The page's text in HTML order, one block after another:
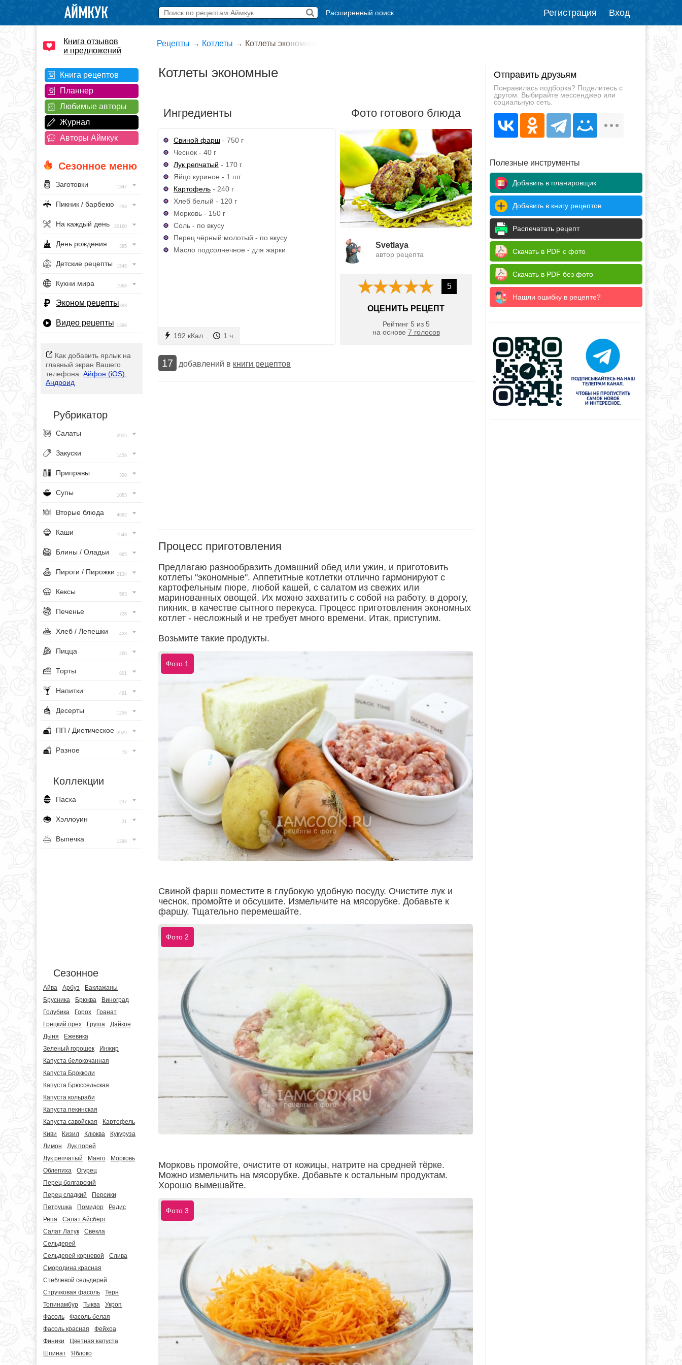
Расширенный поиск Регистрация Вход
Книга отзывов
и предложений
Книга рецептов
Планнер
Любимые авторы
Журнал
Авторы Аймкук
Сезонное меню
Заготовки 1347
Пикник / барбекю 293
На каждый день 20160
День рождения 385
Детские рецепты 1548
Кухни мира 1968
Эконом рецепты393
Видео рецепты 1396
Как добавить ярлык на
главный экран Вашего
телефона: Айфон (iOS)
Андроид
Рубрикатор
Салаты 2955
Закуски 1456
Приправы 320
Супы 1083
Вторые блюда 4682
Каши 1543
Блины / Оладьи 965
Пироги / Пирожки 2134
Кексы 563
Печенье 728
Хлеб / Лепешки 433
Пицца 260
Торты 801
Напитки 491
Десерты 1256
ПП / Диетическое 3929
Разное 76
Коллекции
Пасха 237
Хэллоуин 31
Выпечка 1296
Сезонное
Айва Арбуз
Баклажаны
Брусника
Брюква
Виноград
Голубика
Горох
Гранат
Грецкий орех
Груша
Дайкон
Дыня
Ежевика
Зеленый горошек
Инжир
Капуста белокочанная
Капуста Брокколи
Капуста Брюссельская
Капуста кольраби
Капуста пекинская
Капуста савойская
Картофель
Киви
Кизил Клюква
Кукуруза
Лимон
Лук порей
Лук репчатый
Манго
Морковь
Облепиха
Огурец
Перец болгарский
Перец сладкий
Персики
Петрушка
Помидор
Редис
Репа
Салат Айсберг
Салат Латук
Свекла
Сельдерей
Сельдерей корневой
Слива
Смородина красная
Стеблевой сельдерей
Стручковая фасоль
Терн
Топинамбур
Тыква
Укроп
Фасоль
Фасоль белая
Фасоль красная
Фейхоа
Финики
Цветная капуста
Шпинат
Яблоко
Рецепты → Котлеты → Котлеты экономные
Котлеты экономные
Ингредиенты
Свиной фарш - 750 г
Чеснок - 40 г
Лук репчатый - 170 г
Яйцо куриное - 1 шт.
Картофель - 240 г
Хлеб белый - 120 г
Морковь - 150 г
Соль - по вкусу
Перец чёрный молотый - по вкусу
Масло подсолнечное - для жарки
192 кКал 1 ч.
Фото готового блюда
Svetlaya
автор рецепта
5
ОЦЕНИТЬ РЕЦЕПТ
Рейтинг 5 из 5
на основе 7 голосов
17 добавлений в книги рецептов
Процесс приготовления
Предлагаю разнообразить домашний обед или ужин, и приготовить
котлеты "экономные". Аппетитные котлетки отлично гармонируют с
картофельным пюре, любой кашей, с салатом из свежих или
маринованных овощей. Их можно захватить с собой на работу, в дорогу,
пикник, в качестве сытного перекуса. Процесс приготовления экономных
котлет - несложный и не требует много времени. Итак, приступим.
Возьмите такие продукты.
Фото 1
Свиной фарш поместите в глубокую удобную посуду. Очистите лук и
чеснок, промойте и обсушите. Измельчите на мясорубке. Добавьте к
фаршу. Тщательно перемешайте.
Фото 2
Морковь промойте, очистите от кожицы, натрите на средней тёрке.
Можно измельчить на мясорубке. Добавьте к остальным продуктам.
Хорошо вымешайте.
Фото 3
Отправить друзьям
Понравилась подборка? Поделитесь с
другом. Выбирайте мессенджер или
социальную сеть.
Полезные инструменты
Добавить в планировщик
Добавить в книгу рецептов
Распечатать рецепт
Скачать в PDF с фото
Скачать в PDF без фото
Нашли ошибку в рецепте?